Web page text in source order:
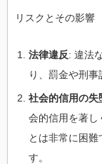
リスクとその影響
法律違反: 違法
り、罰金や刑事
社会的信用の失
会的信用を著し
とは非常に困
す。